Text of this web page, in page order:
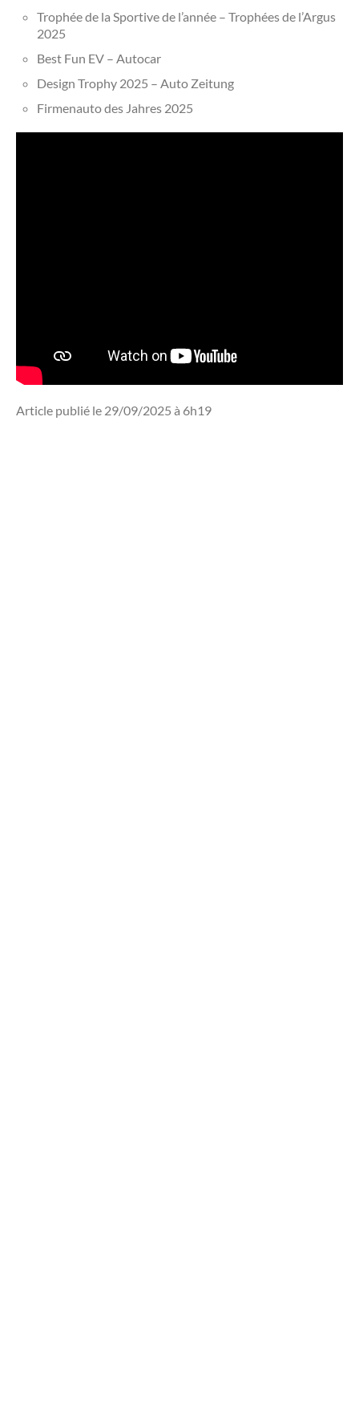
Trophée de la Sportive de l’année – Trophées de l’Argus
2025
Best Fun EV – Autocar
Design Trophy 2025 – Auto Zeitung
Firmenauto des Jahres 2025
Article publié le 29/09/2025 à 6h19